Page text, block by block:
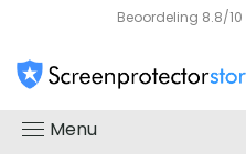
Beoordeling 8.8/10
Menu